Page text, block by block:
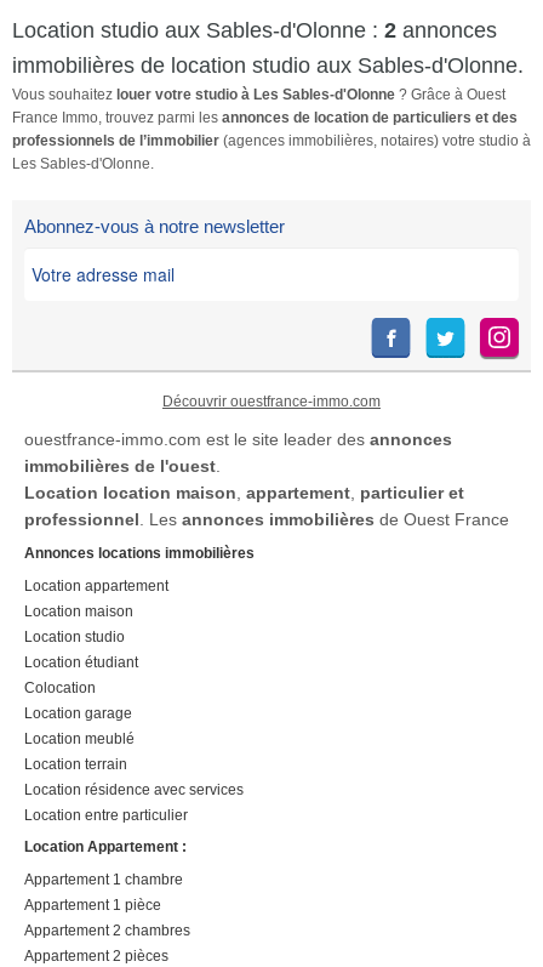
Voir l’annonce immobilière >>
Location studio aux Sables-d'Olonne : 2 annonces
immobilières de location studio aux Sables-d'Olonne.
Vous souhaitez louer votre studio à Les Sables-d'Olonne ? Grâce à Ouest
France Immo, trouvez parmi les annonces de location de particuliers et des
professionnels de l’immobilier (agences immobilières, notaires) votre studio à
Les Sables-d'Olonne.
Abonnez-vous à notre newsletter
Découvrir ouestfrance-immo.com
ouestfrance-immo.com est le site leader des annonces
immobilières de l'ouest.
Location location maison, appartement, particulier et
professionnel. Les annonces immobilières de Ouest France
Annonces locations immobilières
Location appartement
Location maison
Location studio
Location étudiant
Colocation
Location garage
Location meublé
Location terrain
Location résidence avec services
Location entre particulier
Location Appartement :
Appartement 1 chambre
Appartement 1 pièce
Appartement 2 chambres
Appartement 2 pièces